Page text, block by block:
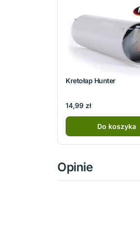
Kretołap Hunter
14,99 zł
Do koszyka
Opinie